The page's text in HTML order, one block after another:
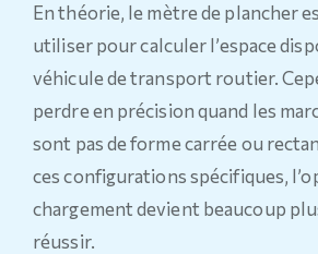
En théorie, le mètre de plancher
utiliser pour calculer l’espace
véhicule de transport routier.
perdre en précision quand les
sont pas de forme carrée ou
ces configurations spécifiques,
chargement devient beaucoup
réussir.